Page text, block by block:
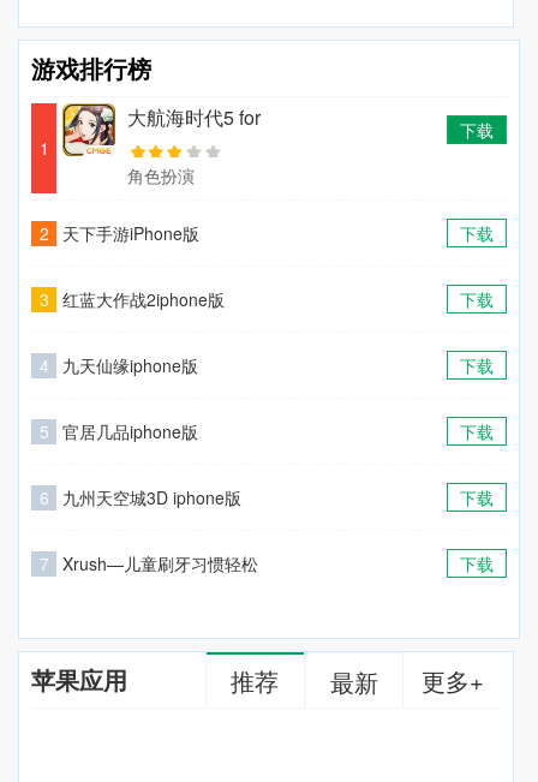
游戏排行榜
1
大航海时代5 for
iPhone版
角色扮演
下载
2 天下手游iPhone版 下载
3 红蓝大作战2iphone版 下载
4 九天仙缘iphone版 下载
5 官居几品iphone版 下载
6 九州天空城3D iphone版 下载
7 Xrush—儿童刷牙习惯轻松 下载
苹果应用 推荐 最新 更多+